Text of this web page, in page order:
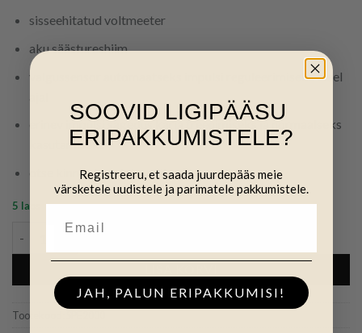
sisseehitatud voltmeeter
aku säästureshiim
valgussensor automaatseks impulsi reguleerimiseks öisel
erinev impulsi sagedus karja treenimiseks ja normaalseks
kasutamiseks
otse kinnitatav ajatraadile või -postile
5 laos
Generaator SPEEDRITE 2000 kogus
Tootekood:
SOOVID LIGIPÄÄSU
ERIPAKKUMISTELE?
Registreeru, et saada juurdepääs meie
värsketele uudistele ja parimatele pakkumistele.
JAH, PALUN ERIPAKKUMISI!